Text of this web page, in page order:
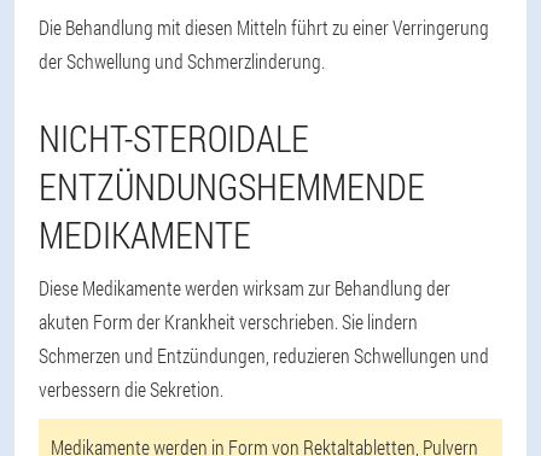
Die Behandlung mit diesen Mitteln führt zu einer Verringerung
der Schwellung und Schmerzlinderung.
NICHT-STEROIDALE
ENTZÜNDUNGSHEMMENDE
MEDIKAMENTE
Diese Medikamente werden wirksam zur Behandlung der
akuten Form der Krankheit verschrieben. Sie lindern
Schmerzen und Entzündungen, reduzieren Schwellungen und
verbessern die Sekretion.
Medikamente werden in Form von Rektaltabletten, Pulvern